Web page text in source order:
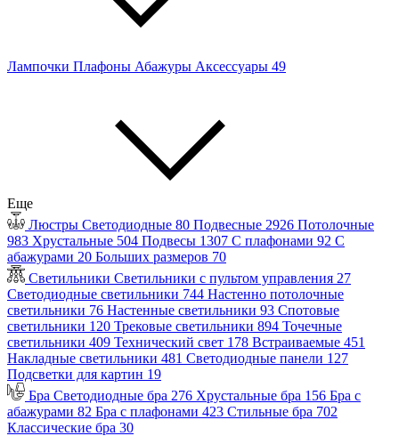
Лампочки Плафоны Абажуры Аксессуары 49
Еще
Люстры Светодиодные 80 Подвесные 2926 Потолочные
983 Хрустальные 504 Подвесы 1307 С плафонами 92 С
абажурами 20 Больших размеров 70
Светильники Светильники с пультом управления 27
Светодиодные светильники 744 Настенно потолочные
светильники 76 Настенные светильники 93 Спотовые
светильники 120 Трековые светильники 894 Точечные
светильники 409 Технический свет 178 Встраиваемые 451
Накладные светильники 481 Светодиодные панели 127
Подсветки для картин 19
Бра Светодиодные бра 276 Хрустальные бра 156 Бра с
абажурами 82 Бра с плафонами 423 Стильные бра 702
Классические бра 30